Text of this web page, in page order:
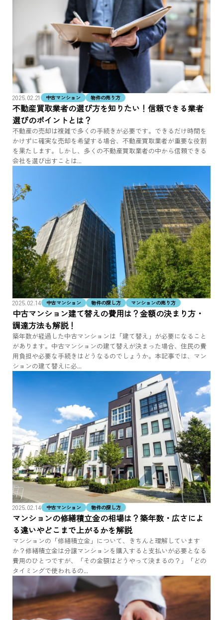
2025.02.21 中古マンション 物件の売り方
不動産買取業者の選び方を知りたい！信頼できる業者
選びのポイントとは？
不動産の売却は複雑で多くの手続きが必要です。できるだけ時間を
かけずに確実な売却を希望する場合、不動産買取業者が重要な役割
を果たします。しかし、多くの不動産買取業者の中から信頼できる
会社を選び出すことは...
2025.02.14 中古マンション 物件の探し方 マンションの売り方
中古マンション建て替えの費用は？金額の決まり方・
調達方法も解説！
築年数が経過した中古マンションは「建て替え」が必要になること
があります。中古マンションの建て替えが決まった場合、住民の費
用負担や必要な手続きはどうなるのでしょうか。本記事では、マン
ションの建て替えに必...
2025.02.14 中古マンション 物件の探し方
マンションの修繕積立金の相場は？築年数・広さによ
る違いやどこまで上がるかを解説
マンションの「修繕積立金」について、きちんと理解しています
か？修繕積立金は分譲マンションを購入すると支払いが必要となる
費用のひとつですが、「その金額はどうやって決まるの？」「どの
タイミングで使われるの...